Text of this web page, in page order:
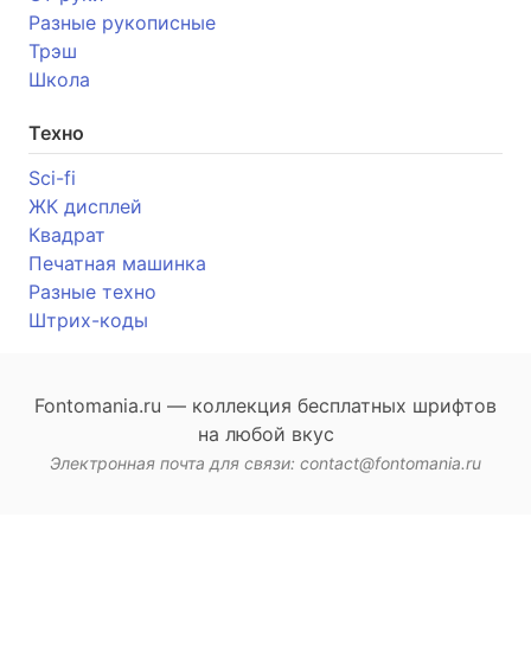
Разные рукописные
Трэш
Школа
Техно
Sci-fi
ЖК дисплей
Квадрат
Печатная машинка
Разные техно
Штрих-коды
Fontomania.ru — коллекция бесплатных шрифтов
на любой вкус
Электронная почта для связи: contact@fontomania.ru